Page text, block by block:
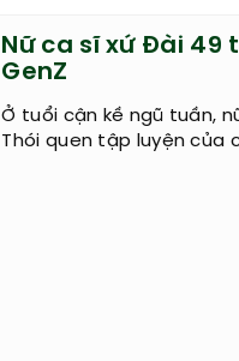
Nữ ca sĩ xứ Đài
GenZ
Ở tuổi cận kề ngũ tuần,
Thói quen tập luyện của